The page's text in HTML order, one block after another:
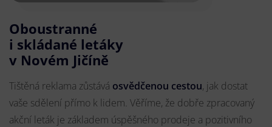
Oboustranné
i skládané letáky
v Novém Jičíně
Tištěná reklama zůstává osvědčenou cestou, jak dostat
vaše sdělení přímo k lidem. Věříme, že dobře zpracovaný
akční leták je základem úspěšného prodeje a pozitivního